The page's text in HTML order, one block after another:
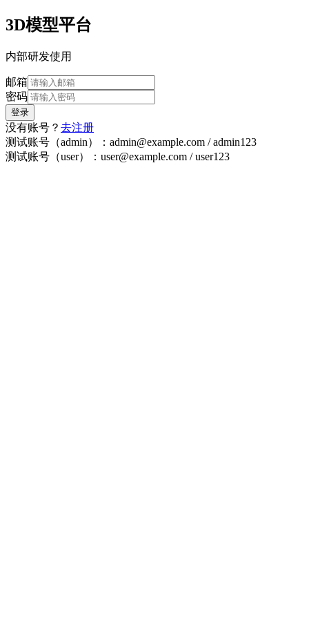
3D模型平台
内部研发使用
邮箱
密码
登录
没有账号？ 去注册
测试账号（admin）：admin@example.com / admin123
测试账号（user）：user@example.com / user123